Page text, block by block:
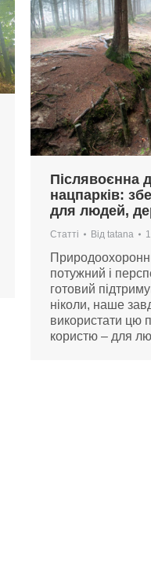
Післявоєнна
нацпарків:
для людей,
Статті Від tatana
потужний і
готовий
ніколи, наше
використати цю
користю – для